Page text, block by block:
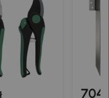
704